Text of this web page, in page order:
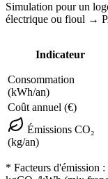
Simulation pour un
électrique ou fioul →
Indicateur
Consommation
(kWh/an)
Coût annuel (€)
Émissions CO₂
(kg/an)
* Facteurs d'émission :